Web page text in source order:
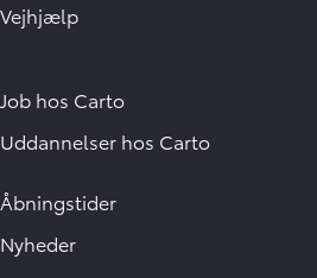
Vejhjælp
Job hos Carto
Uddannelser hos Carto
Åbningstider
Nyheder